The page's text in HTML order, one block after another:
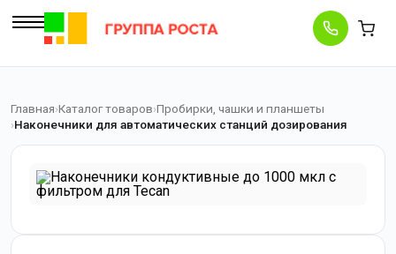
Главная Каталог товаров Пробирки, чашки и планшеты
Наконечники для автоматических станций дозирования